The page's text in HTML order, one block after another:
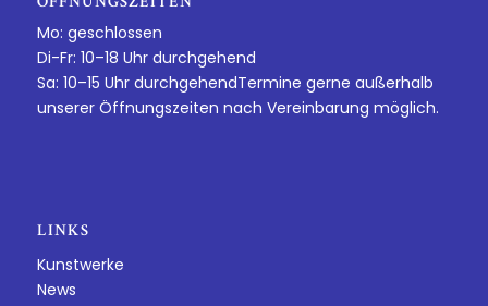
ÖFFNUNGSZEITEN
Mo: geschlossen
Di-Fr: 10–18 Uhr durchgehend
Sa: 10–15 Uhr durchgehendTermine gerne außerhalb
unserer Öffnungszeiten nach Vereinbarung möglich.
LINKS
Kunstwerke
News